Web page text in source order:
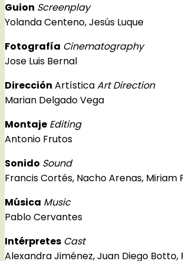
Guion Screenplay
Yolanda Centeno, Jesús Luque
Fotografía Cinematography
Jose Luis Bernal
Dirección ArtísticaArt Direction
Marian Delgado Vega
Montaje Editing
Antonio Frutos
Sonido Sound
Francis Cortés, Nacho Arenas, Miriam
Música Music
Pablo Cervantes
Intérpretes Cast
Alexandra Jiménez, Juan Diego Botto,